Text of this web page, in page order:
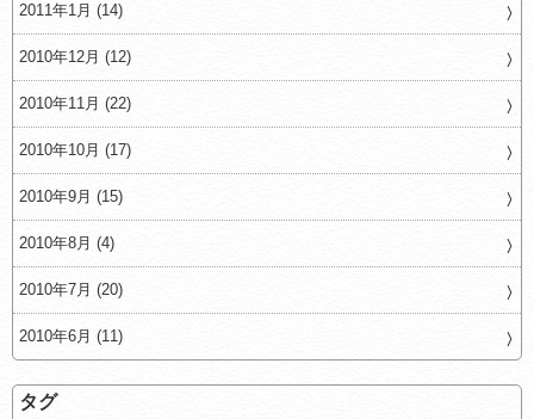
2011年1月 (14)
2010年12月 (12)
2010年11月 (22)
2010年10月 (17)
2010年9月 (15)
2010年8月 (4)
2010年7月 (20)
2010年6月 (11)
タグ